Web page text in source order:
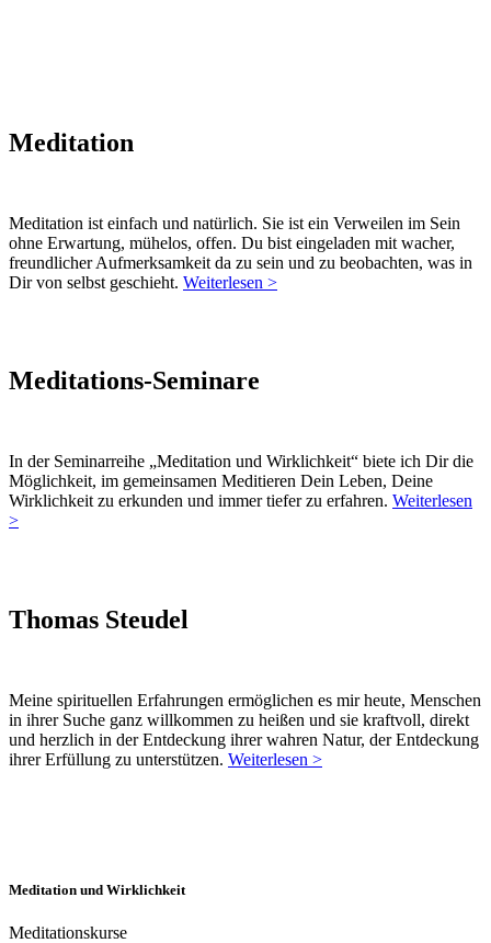
Meditation
Meditation ist einfach und natürlich. Sie ist ein Verweilen im Sein
ohne Erwartung, mühelos, offen. Du bist eingeladen mit wacher,
freundlicher Aufmerksamkeit da zu sein und zu beobachten, was in
Dir von selbst geschieht. Weiterlesen >
Meditations-Seminare
In der Seminarreihe „Meditation und Wirklichkeit“ biete ich Dir die
Möglichkeit, im gemeinsamen Meditieren Dein Leben, Deine
Wirklichkeit zu erkunden und immer tiefer zu erfahren. Weiterlesen
>
Thomas Steudel
Meine spirituellen Erfahrungen ermöglichen es mir heute, Menschen
in ihrer Suche ganz willkommen zu heißen und sie kraftvoll, direkt
und herzlich in der Entdeckung ihrer wahren Natur, der Entdeckung
ihrer Erfüllung zu unterstützen. Weiterlesen >
Meditation und Wirklichkeit
Meditationskurse